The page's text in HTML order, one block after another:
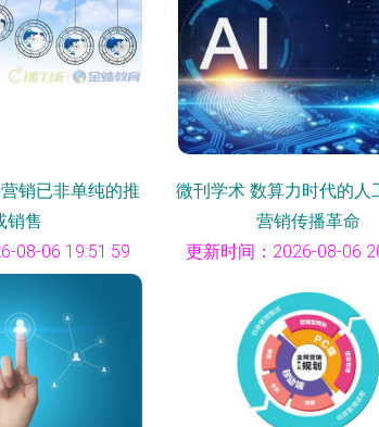
销已非单纯的推
销售
08-06 19:51:59
微刊学术 数算力时代的人
营销传播革命
更新时间：2026-08-06